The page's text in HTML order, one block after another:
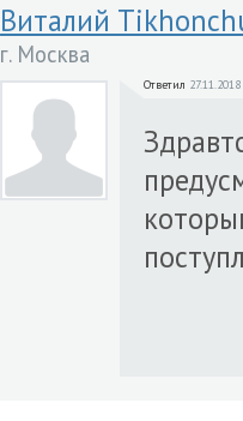
Виталий
г. Москва
Ответил